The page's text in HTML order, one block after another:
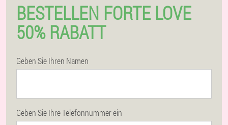
BESTELLEN FORTE LOVE
50% RABATT
Geben Sie Ihren Namen
Geben Sie Ihre Telefonnummer ein